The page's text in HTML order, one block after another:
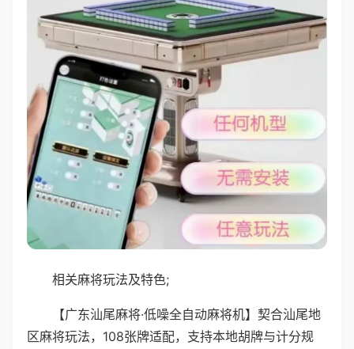
相关麻将玩法及特色;
【广东汕尾麻将·低噪全自动麻将机】契合汕尾地
区麻将玩法，108张牌适配，支持本地胡牌与计分规